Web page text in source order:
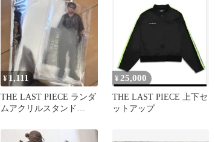
¥1,111
THE LAST PIECE ランダ
ムアクリルスタンド
¥ 25,000
THE LAST PIECE 上下セ
ットアップ